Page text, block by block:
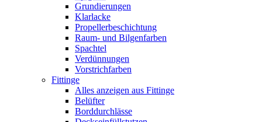
Grundierungen
Klarlacke
Propellerbeschichtung
Raum- und Bilgenfarben
Spachtel
Verdünnungen
Vorstrichfarben
Fittinge
Alles anzeigen aus Fittinge
Belüfter
Borddurchlässe